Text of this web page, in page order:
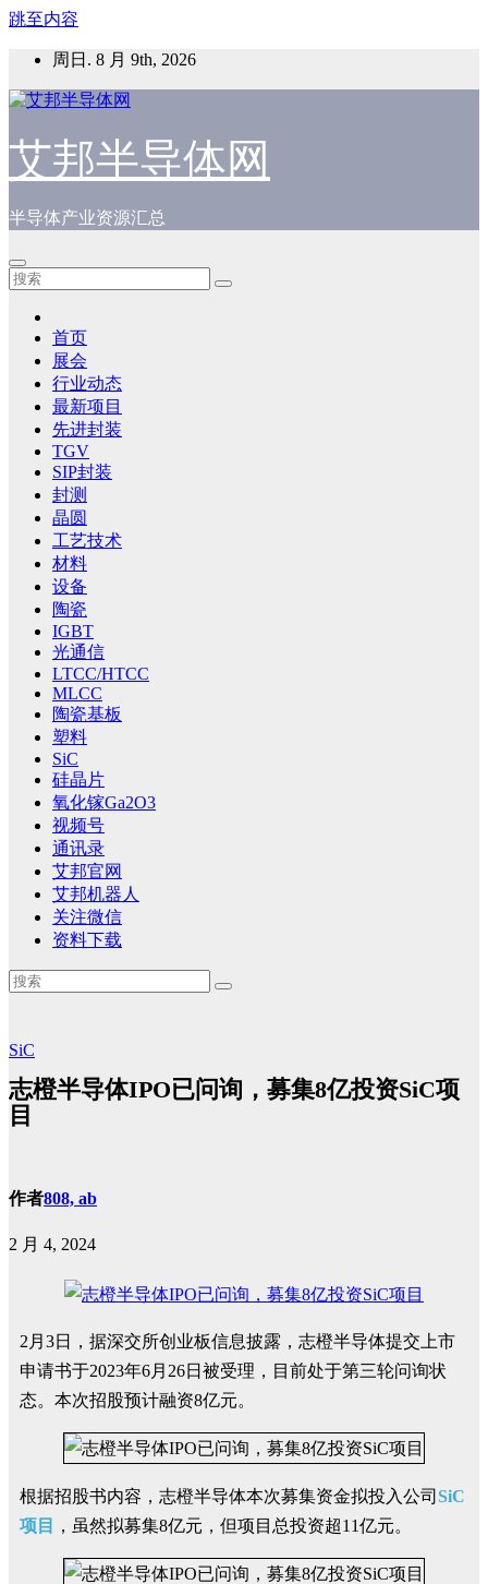
跳至内容
周日. 8 月 9th, 2026
艾邦半导体网
半导体产业资源汇总
首页
展会
行业动态
最新项目
先进封装
TGV
SIP封装
封测
晶圆
工艺技术
材料
设备
陶瓷
IGBT
光通信
LTCC/HTCC
MLCC
陶瓷基板
塑料
SiC
硅晶片
氧化镓Ga2O3
视频号
通讯录
艾邦官网
艾邦机器人
关注微信
资料下载
SiC
志橙半导体IPO已问询，募集8亿投资SiC项
目
作者808, ab
2 月 4, 2024
2月3日，据深交所创业板信息披露，志橙半导体提交上市
申请书于2023年6月26日被受理，目前处于第三轮问询状
态。本次招股预计融资8亿元。
根据招股书内容，志橙半导体本次募集资金拟投入公司 SiC
项目
，虽然拟募集8亿元，但项目总投资超11亿元。